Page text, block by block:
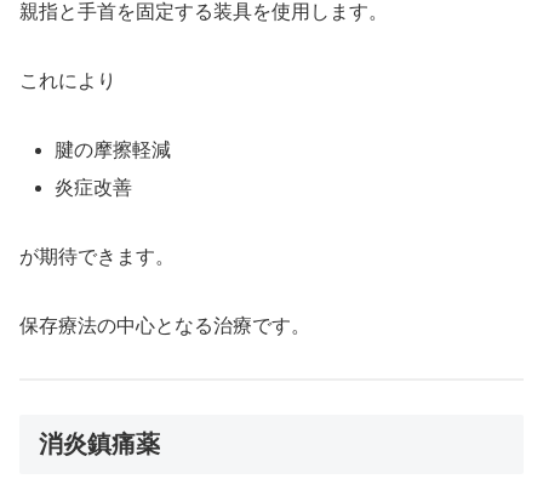
親指と手首を固定する装具を使用します。
これにより
腱の摩擦軽減
炎症改善
が期待できます。
保存療法の中心となる治療です。
消炎鎮痛薬